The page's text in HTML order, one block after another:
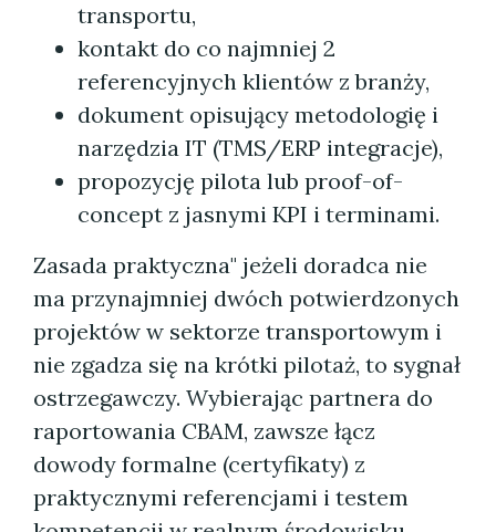
transportu,
kontakt do co najmniej 2
referencyjnych klientów z branży,
dokument opisujący metodologię i
narzędzia IT (TMS/ERP integracje),
propozycję pilota lub proof-of-
concept z jasnymi KPI i terminami.
Zasada praktyczna" jeżeli doradca nie
ma przynajmniej dwóch potwierdzonych
projektów w sektorze transportowym i
nie zgadza się na krótki pilotaż, to sygnał
ostrzegawczy. Wybierając partnera do
raportowania CBAM, zawsze łącz
dowody formalne (certyfikaty) z
praktycznymi referencjami i testem